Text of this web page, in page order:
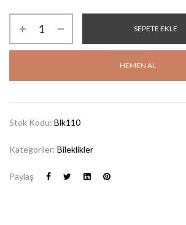
SEPETE EKLE
HEMEN AL
Stok Kodu: Blk110
Kategoriler: Bileklikler
Paylaş